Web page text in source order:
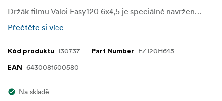
Držák filmu Valoi Easy120 6x4,5 je speciálně navržen pro skenování negativů středoformátových filmů 6x6 a zajišťuje dokonalé zarovnání a optimální výsledky. Je přizpůsoben jedinečným rozměrům tohoto formátu a je vybaven přesně dimenzovaným hradlem, které blokuje přebytečné světlo a zajišťuje přesné orámování.
Přečtěte si více
Kód produktu 130737 Part Number EZ120H645
EAN 6430081500580
Na skladě